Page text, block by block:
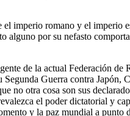
el imperio romano y el imperio
alguno por su nefasto
de la actual Federación de
Guerra contra Japón,
no otra cosa son sus
el poder dictatorial y
y la paz mundial a punto